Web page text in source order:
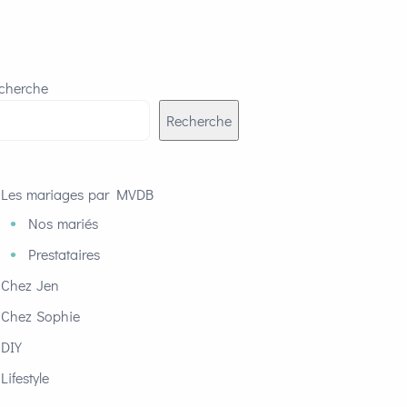
Recherche
Les mariages par MVDB
Nos mariés
Prestataires
Chez Jen
Chez Sophie
DIY
Lifestyle